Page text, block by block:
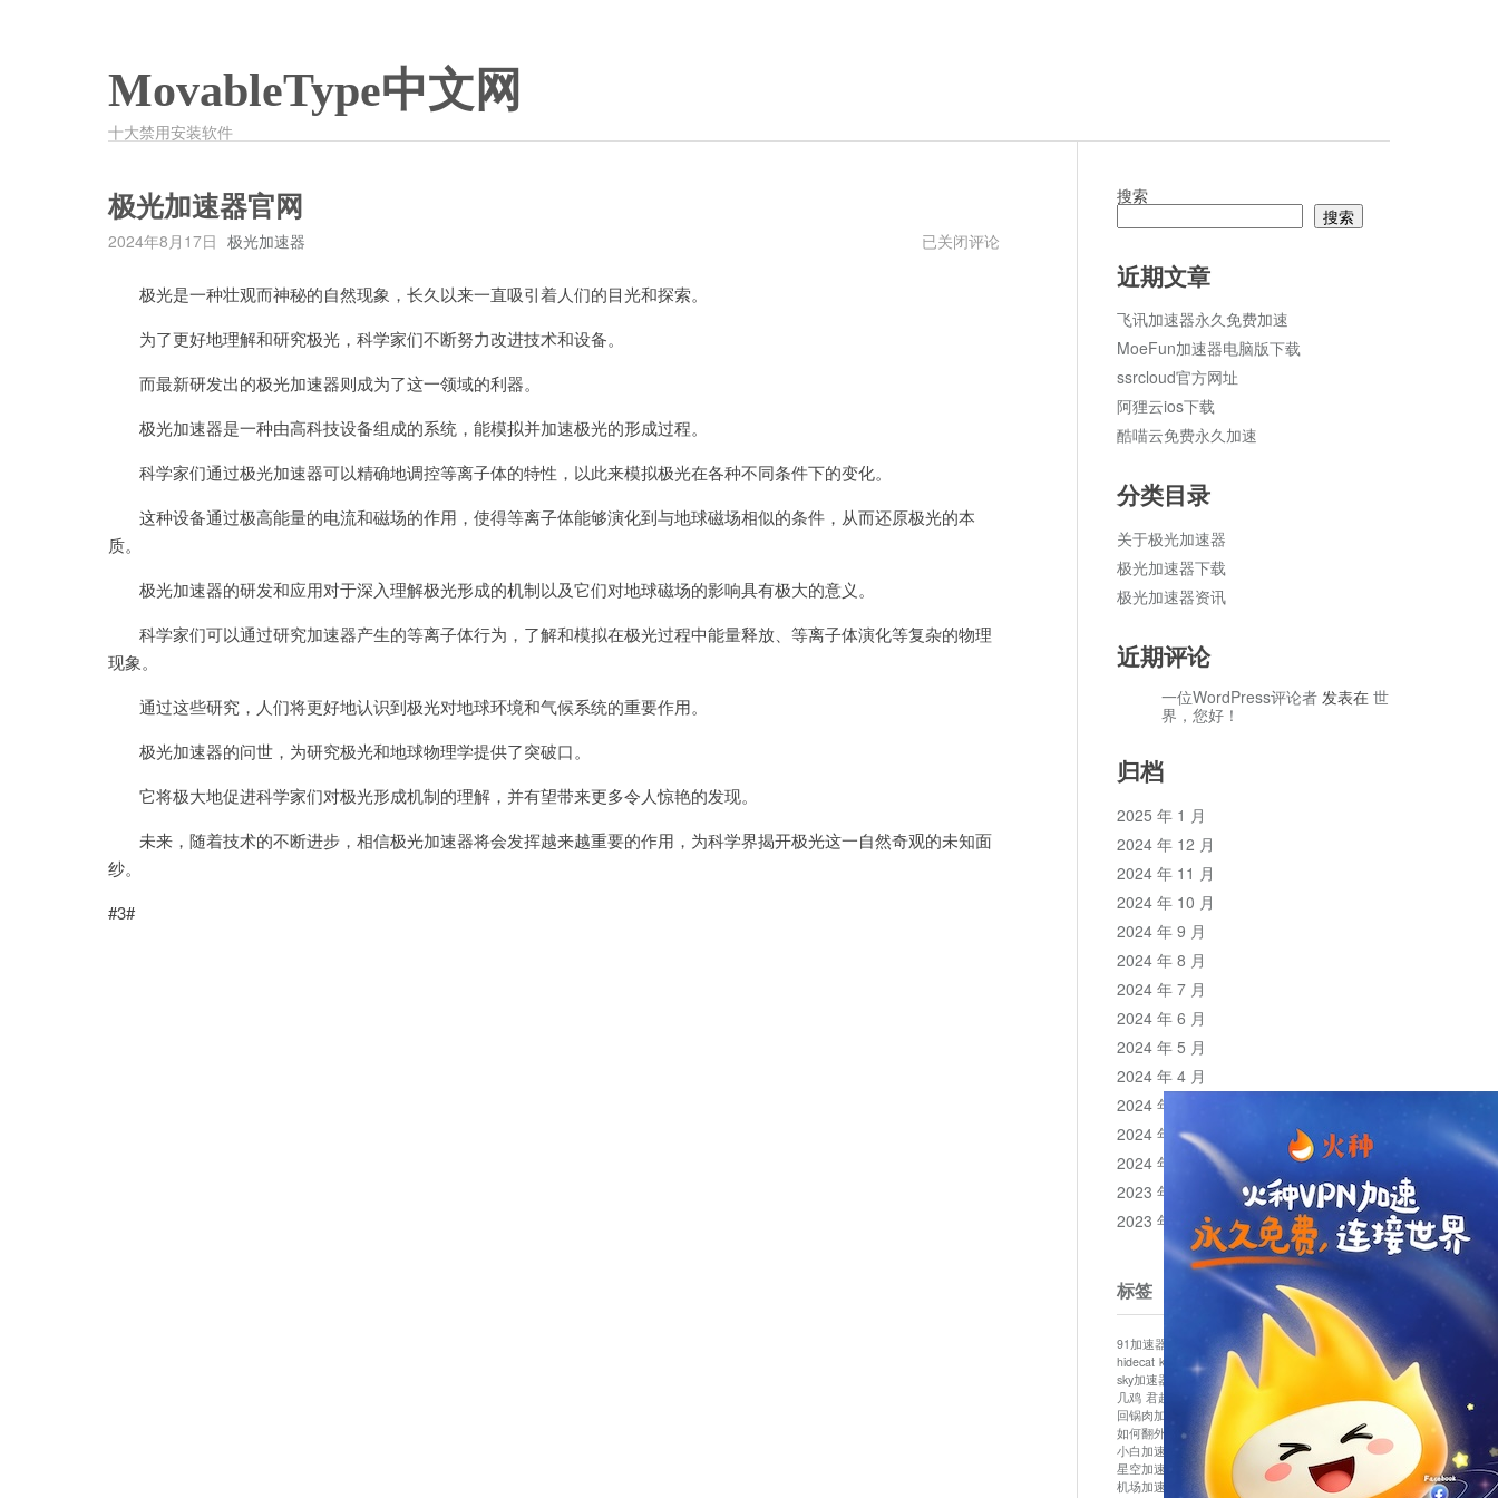
MovableType中文网
十大禁用安装软件
极光加速器官网
2024年8月17日 极光加速器
极
已关闭评论
极光是一种壮观而神秘的自然现象，长久以来一直吸引着人们的目光和探索。
为了更好地理解和研究极光，科学家们不断努力改进技术和设备。
而最新研发出的极光加速器则成为了这一领域的利器。
极光加速器是一种由高科技设备组成的系统，能模拟并加速极光的形成过程。
科学家们通过极光加速器可以精确地调控等离子体的特性，以此来模拟极光在各种不同条件下的变化。
这种设备通过极高能量的电流和磁场的作用，使得等离子体能够演化到与地球磁场相似的条件，从而还原极光的本
质。
极光加速器的研发和应用对于深入理解极光形成的机制以及它们对地球磁场的影响具有极大的意义。
科学家们可以通过研究加速器产生的等离子体行为，了解和模拟在极光过程中能量释放、等离子体演化等复杂的物理
现象。
通过这些研究，人们将更好地认识到极光对地球环境和气候系统的重要作用。
极光加速器的问世，为研究极光和地球物理学提供了突破口。
它将极大地促进科学家们对极光形成机制的理解，并有望带来更多令人惊艳的发现。
未来，随着技术的不断进步，相信极光加速器将会发挥越来越重要的作用，为科学界揭开极光这一自然奇观的未知面
纱。
#3#
搜索
搜索
近期文章
飞讯加速器永久免费加速
MoeFun加速器电脑版下载
ssrcloud官方网址
阿狸云ios下载
酷喵云免费永久加速
分类目录
关于极光加速器
极光加速器下载
极光加速器资讯
近期评论
一位WordPress评论者 发表在 世
界，您好！
归档
2025 年 1 月
2024 年 12 月
2024 年 11 月
2024 年 10 月
2024 年 9 月
2024 年 8 月
2024 年 7 月
2024 年 6 月
2024 年 5 月
2024 年 4 月
2024 年 3 月
2024 年 2 月
2024 年 1 月
2023 年 12 月
2023 年 11 月
标签
91加速器 bluelayer加速器
clash节点
hidecat kuai500 panda加速器
plex加速器
sky加速器
telegram加速器 中信加速器
云梯加速器
几鸡 君越加速器 哔咔漫画加速器
唐师傅加速器
回锅肉加速器
坚果加速器 壹点加速器
如何翻外墙网站 小哈vp加速器
小火箭加速器
小白加速器
布谷vp加速器 心阶云 快连
星空加速器
最新版clash安卓下载
月光加速器
机场加速器
松果云 极快加速器
梯子加速器